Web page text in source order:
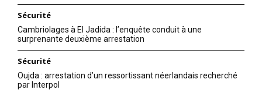
Sécurité
Cambriolages à El Jadida : l’enquête conduit à une
surprenante deuxième arrestation
Sécurité
Oujda : arrestation d’un ressortissant néerlandais recherché
par Interpol